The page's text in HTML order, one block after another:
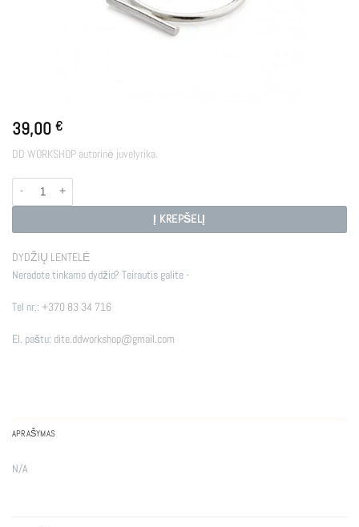
39,00 €
DD WORKSHOP autorinė juvelyrika.
produkto kiekis: PIN SI
Į KREPŠELĮ
DYDŽIŲ LENTELĖ
Neradote tinkamo dydžio? Teirautis galite -
Tel nr.: +370 83 34 716
El. paštu: dite.ddworkshop@gmail.com
APRAŠYMAS
N/A